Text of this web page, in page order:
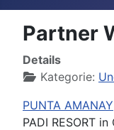
Partner
Details
Kategorie:
PUNTA AMANAY
PADI RESORT